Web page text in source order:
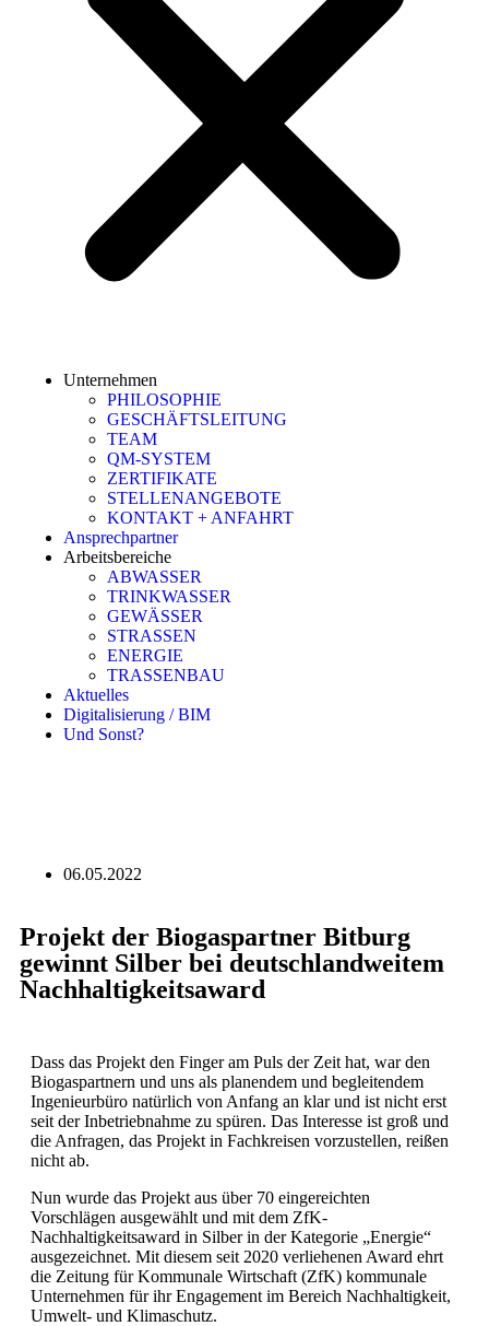
Unternehmen
PHILOSOPHIE
GESCHÄFTSLEITUNG
TEAM
QM-SYSTEM
ZERTIFIKATE
STELLENANGEBOTE
KONTAKT + ANFAHRT
Ansprechpartner
Arbeitsbereiche
ABWASSER
TRINKWASSER
GEWÄSSER
STRASSEN
ENERGIE
TRASSENBAU
Aktuelles
Digitalisierung / BIM
Und Sonst?
06.05.2022
Projekt der Biogaspartner Bitburg
gewinnt Silber bei deutschlandweitem
Nachhaltigkeitsaward
Dass das Projekt den Finger am Puls der Zeit hat, war den
Biogaspartnern und uns als planendem und begleitendem
Ingenieurbüro natürlich von Anfang an klar und ist nicht erst
seit der Inbetriebnahme zu spüren. Das Interesse ist groß und
die Anfragen, das Projekt in Fachkreisen vorzustellen, reißen
nicht ab.
Nun wurde das Projekt aus über 70 eingereichten
Vorschlägen ausgewählt und mit dem ZfK-
Nachhaltigkeitsaward in Silber in der Kategorie „Energie“
ausgezeichnet. Mit diesem seit 2020 verliehenen Award ehrt
die Zeitung für Kommunale Wirtschaft (ZfK) kommunale
Unternehmen für ihr Engagement im Bereich Nachhaltigkeit,
Umwelt- und Klimaschutz.